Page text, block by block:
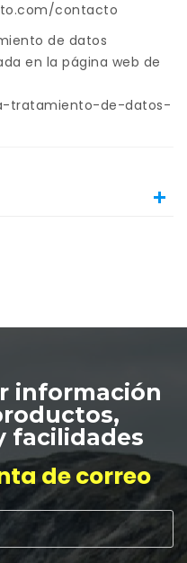
ENTER
contacto
de datos
en la página web de
tratamiento-de-datos-
información
facilidades
de correo